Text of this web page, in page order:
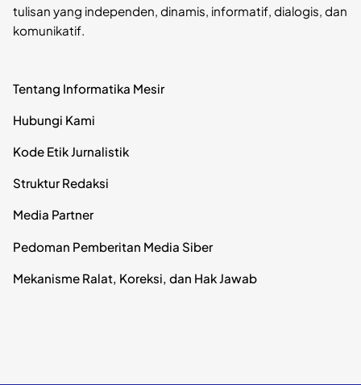
tulisan yang independen, dinamis, informatif, dialogis, dan
komunikatif.
Tentang Informatika Mesir
Hubungi Kami
Kode Etik Jurnalistik
Struktur Redaksi
Media Partner
Pedoman Pemberitan Media Siber
Mekanisme Ralat, Koreksi, dan Hak Jawab